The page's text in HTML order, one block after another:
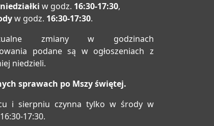
w godz. 16:30-17:30,
w godz. 16:30-17:30.
zmiany w godzinach
podane są w ogłoszeniach z
niedzieli.
sprawach po Mszy świętej.
i sierpniu czynna tylko w środy w
17:30.